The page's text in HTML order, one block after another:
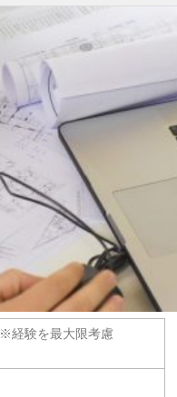
※経験を最大限考慮